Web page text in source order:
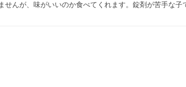
んが、味がいいのか食べてくれます。錠剤が苦手な子